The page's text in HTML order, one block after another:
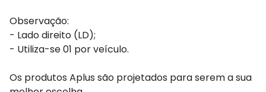
Observação:
- Lado direito (LD);
- Utiliza-se 01 por veículo.
Os produtos Aplus são projetados para serem a sua